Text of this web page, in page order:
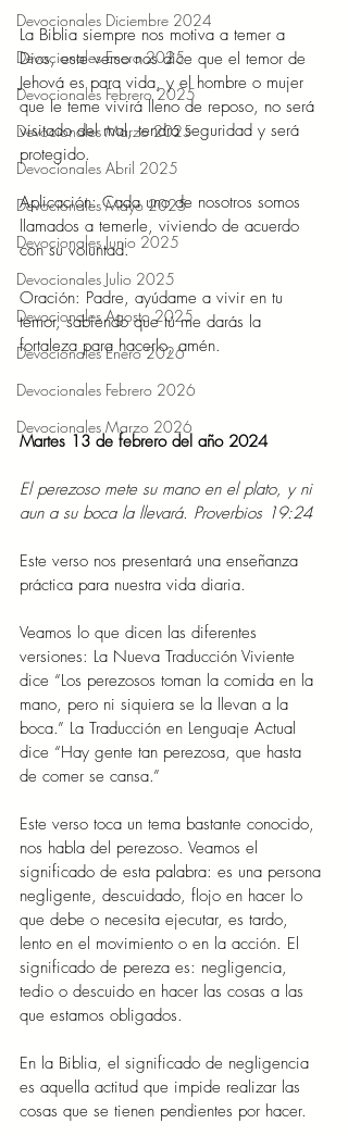
Devocionales Diciembre 2024
Devocionales Enero 2025
Devocionales Febrero 2025
Devocionales Marzo 2025
Devocionales Abril 2025
Devocionales Mayo 2025
Devocionales Junio 2025
Devocionales Julio 2025
Devocionales Agosto 2025
Devocionales Enero 2026
Devocionales Febrero 2026
Devocionales Marzo 2026
La Biblia siempre nos motiva a temer a
Dios, este verso nos dice que el temor de
Jehová es para vida, y el hombre o mujer
que le teme vivirá lleno de reposo, no será
visitado del mal, tendrá seguridad y será
protegido.
Aplicación: Cada uno de nosotros somos
llamados a temerle, viviendo de acuerdo
con su voluntad.
Oración: Padre, ayúdame a vivir en tu
temor, sabiendo que tú me darás la
fortaleza para hacerlo, amén.
Martes 13 de febrero del año 2024
El perezoso mete su mano en el plato, y ni
aun a su boca la llevará. Proverbios 19:24
Este verso nos presentará una enseñanza
práctica para nuestra vida diaria.
Veamos lo que dicen las diferentes
versiones: La Nueva Traducción Viviente
dice “Los perezosos toman la comida en la
mano, pero ni siquiera se la llevan a la
boca.” La Traducción en Lenguaje Actual
dice “Hay gente tan perezosa, que hasta
de comer se cansa.”
Este verso toca un tema bastante conocido,
nos habla del perezoso. Veamos el
significado de esta palabra: es una persona
negligente, descuidado, flojo en hacer lo
que debe o necesita ejecutar, es tardo,
lento en el movimiento o en la acción. El
significado de pereza es: negligencia,
tedio o descuido en hacer las cosas a las
que estamos obligados.
En la Biblia, el significado de negligencia
es aquella actitud que impide realizar las
cosas que se tienen pendientes por hacer.